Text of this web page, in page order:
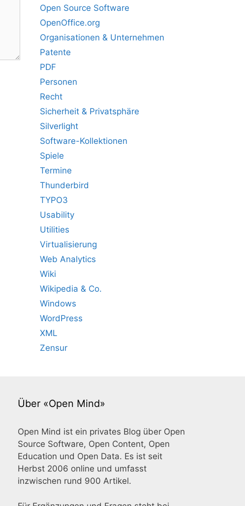
Open Source Software
OpenOffice.org
Organisationen & Unternehmen
Patente
PDF
Personen
Recht
Sicherheit & Privatsphäre
Silverlight
Software-Kollektionen
Spiele
Termine
Thunderbird
TYPO3
Usability
Utilities
Virtualisierung
Web Analytics
Wiki
Wikipedia & Co.
Windows
WordPress
XML
Zensur
Über «Open Mind»
Open Mind ist ein privates Blog über Open
Source Software, Open Content, Open
Education und Open Data. Es ist seit
Herbst 2006 online und umfasst
inzwischen rund 900 Artikel.